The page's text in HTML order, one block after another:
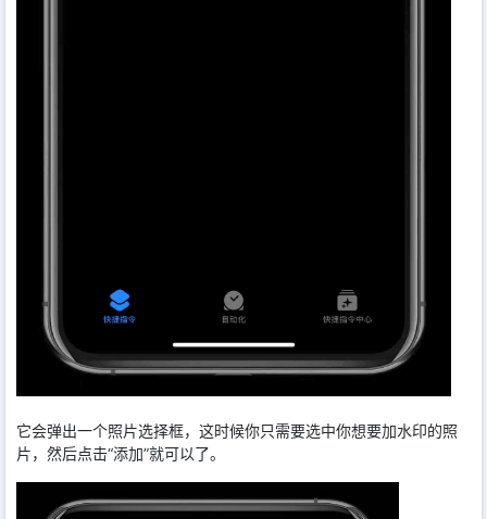
它会弹出一个照片选择框，这时候你只需要选中你想要加水印的照
片，然后点击“添加”就可以了。